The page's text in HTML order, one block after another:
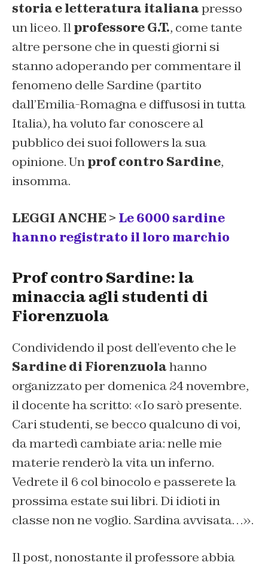
storia e letteratura italianapresso
un liceo. Ilprofessore G.T., come tante
altre persone che in questi giorni si
stanno adoperando per commentare il
fenomeno delle Sardine (partito
dall’Emilia-Romagna e diffusosi in tutta
Italia), ha voluto far conoscere al
pubblico dei suoi followers la sua
opinione. Unprof contro Sardine,
insomma.
LEGGI ANCHE > Le 6000 sardine
hanno registrato il loro marchio
Prof contro Sardine: la
minaccia agli studenti di
Fiorenzuola
Condividendo il post dell’evento che le
Sardine di Fiorenzuolahanno
organizzato per domenica 24 novembre,
il docente ha scritto: «Io sarò presente.
Cari studenti, se becco qualcuno di voi,
da martedì cambiate aria: nelle mie
materie renderò la vita un inferno.
Vedrete il 6 col binocolo e passerete la
prossima estate sui libri. Di idioti in
classe non ne voglio. Sardina avvisata…».
Il post, nonostante il professore abbia